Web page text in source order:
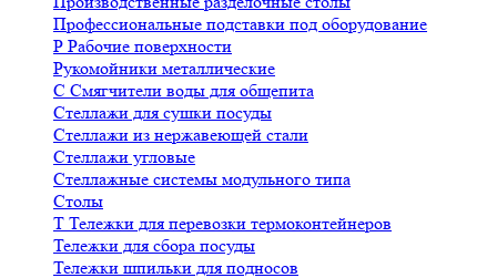
Профессиональные подставки под оборудование
Р Рабочие поверхности
Рукомойники металлические
С Смягчители воды для общепита
Стеллажи для сушки посуды
Стеллажи из нержавеющей стали
Стеллажи угловые
Стеллажные системы модульного типа
Столы
Т Тележки для перевозки термоконтейнеров
Тележки для сбора посуды
Тележки шпильки для подносов